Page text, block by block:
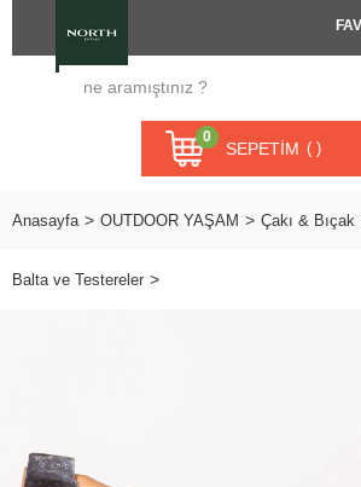
SEPETIM
0
Anasayfa OUTDOOR YAŞAM Çakı & Bıçak
Balta ve Testereler